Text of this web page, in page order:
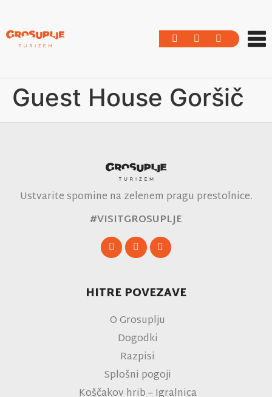
Guest House Goršič
Ustvarite spomine na zelenem pragu prestolnice.
#VISITGROSUPLJE
HITRE POVEZAVE
O Grosuplju
Dogodki
Razpisi
Splošni pogoji